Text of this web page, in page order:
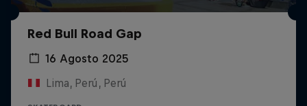
Red Bull Road Gap
16 Agosto 2025
Lima, Perú, Perú